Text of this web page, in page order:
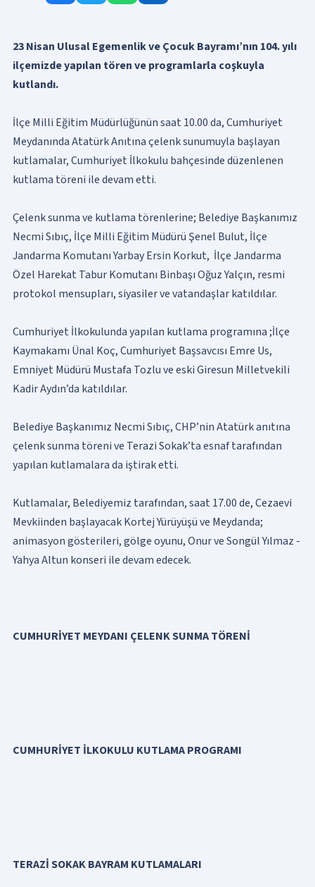
23 Nisan Ulusal Egemenlik ve Çocuk Bayramı’nın 104. yılı
ilçemizde yapılan tören ve programlarla coşkuyla
kutlandı.
İlçe Milli Eğitim Müdürlüğünün saat 10.00 da, Cumhuriyet
Meydanında Atatürk Anıtına çelenk sunumuyla başlayan
kutlamalar, Cumhuriyet İlkokulu bahçesinde düzenlenen
kutlama töreni ile devam etti.
Çelenk sunma ve kutlama törenlerine; Belediye Başkanımız
Necmi Sıbıç, İlçe Milli Eğitim Müdürü Şenel Bulut, İlçe
Jandarma Komutanı Yarbay Ersin Korkut, İlçe Jandarma
Özel Harekat Tabur Komutanı Binbaşı Oğuz Yalçın, resmi
protokol mensupları, siyasiler ve vatandaşlar katıldılar.
Cumhuriyet İlkokulunda yapılan kutlama programına ;İlçe
Kaymakamı Ünal Koç, Cumhuriyet Başsavcısı Emre Us,
Emniyet Müdürü Mustafa Tozlu ve eski Giresun Milletvekili
Kadir Aydın’da katıldılar.
Belediye Başkanımız Necmi Sıbıç, CHP’nin Atatürk anıtına
çelenk sunma töreni ve Terazi Sokak’ta esnaf tarafından
yapılan kutlamalara da iştirak etti.
Kutlamalar, Belediyemiz tarafından, saat 17.00 de, Cezaevi
Mevkiinden başlayacak Kortej Yürüyüşü ve Meydanda;
animasyon gösterileri, gölge oyunu, Onur ve Songül Yılmaz -
Yahya Altun konseri ile devam edecek.
CUMHURİYET MEYDANI ÇELENK SUNMA TÖRENİ
CUMHURİYET İLKOKULU KUTLAMA PROGRAMI
TERAZİ SOKAK BAYRAM KUTLAMALARI